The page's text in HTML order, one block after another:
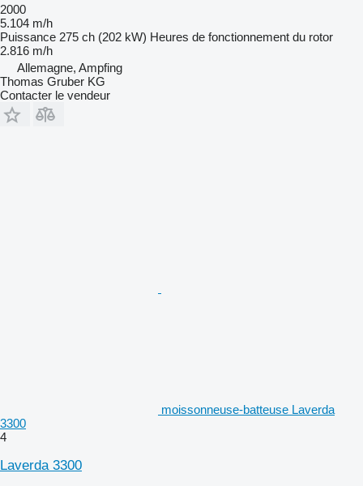
2000
5.104 m/h
Puissance 275 ch (202 kW) Heures de fonctionnement du rotor
2.816 m/h
Allemagne, Ampfing
Thomas Gruber KG
Contacter le vendeur
moissonneuse-batteuse Laverda
3300
4
Laverda 3300